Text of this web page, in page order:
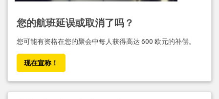
您的航班延误或取消了吗？
您可能有资格在您的聚会中每人获得高达 600 欧元的补偿。
现在宣称！